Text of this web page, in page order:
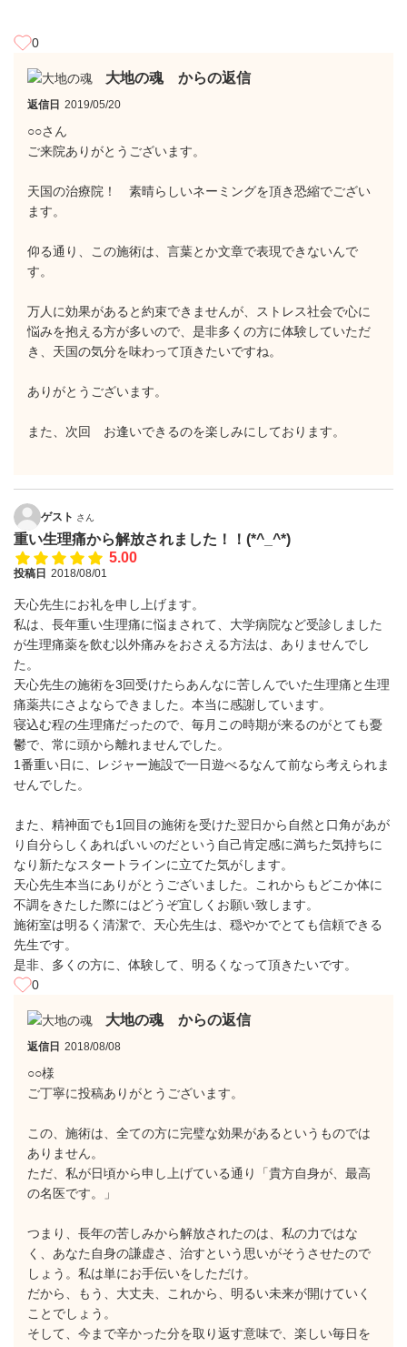
0
大地の魂 からの返信
返信日 2019/05/20
○○さん
ご来院ありがとうございます。
天国の治療院！ 素晴らしいネーミングを頂き恐縮でござい
ます。
仰る通り、この施術は、言葉とか文章で表現できないんで
す。
万人に効果があると約束できませんが、ストレス社会で心に
悩みを抱える方が多いので、是非多くの方に体験していただ
き、天国の気分を味わって頂きたいですね。
ありがとうございます。
また、次回 お逢いできるのを楽しみにしております。
ゲスト さん
重い生理痛から解放されました！！(*^_^*)
5.00
投稿日 2018/08/01
天心先生にお礼を申し上げます。
私は、長年重い生理痛に悩まされて、大学病院など受診しました
が生理痛薬を飲む以外痛みをおさえる方法は、ありませんでし
た。
天心先生の施術を3回受けたらあんなに苦しんでいた生理痛と生理
痛薬共にさよならできました。本当に感謝しています。
寝込む程の生理痛だったので、毎月この時期が来るのがとても憂
鬱で、常に頭から離れませんでした。
1番重い日に、レジャー施設で一日遊べるなんて前なら考えられま
せんでした。
また、精神面でも1回目の施術を受けた翌日から自然と口角があが
り自分らしくあればいいのだという自己肯定感に満ちた気持ちに
なり新たなスタートラインに立てた気がします。
天心先生本当にありがとうございました。これからもどこか体に
不調をきたした際にはどうぞ宜しくお願い致します。
施術室は明るく清潔で、天心先生は、穏やかでとても信頼できる
先生です。
是非、多くの方に、体験して、明るくなって頂きたいです。
0
大地の魂 からの返信
返信日 2018/08/08
○○様
ご丁寧に投稿ありがとうございます。
この、施術は、全ての方に完璧な効果があるというものでは
ありません。
ただ、私が日頃から申し上げている通り「貴方自身が、最高
の名医です。」
つまり、長年の苦しみから解放されたのは、私の力ではな
く、あなた自身の謙虚さ、治すという思いがそうさせたので
しょう。私は単にお手伝いをしただけ。
だから、もう、大丈夫、これから、明るい未来が開けていく
ことでしょう。
そして、今まで辛かった分を取り返す意味で、楽しい毎日を